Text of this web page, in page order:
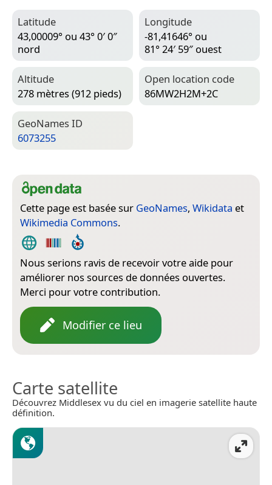
Latitude
43,00009° ou 43° 0′ 0″
nord
Longitude
-81,41646° ou
81° 24′ 59″ ouest
Altitude
278 mètres (912 pieds)
Open location code
86MW2H2M+2C
Geo­Names ID
6073255
Cette page est basée sur GeoNames, Wikidata et
Wikimedia Commons.
Nous serions ravis de recevoir votre aide pour
améliorer nos sources de données ouvertes.
Merci pour votre contribution.
Modifier ce lieu
Carte satellite
Découvrez Middlesex vu du ciel en imagerie satellite haute
définition.